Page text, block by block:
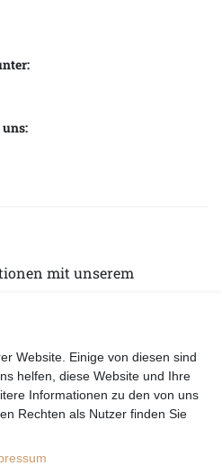
uns:
mit unserem
Datenschutzerklärung
Website. Einige von diesen sind
helfen, diese Website und Ihre
Informationen zu den von uns
Rechten als Nutzer finden Sie